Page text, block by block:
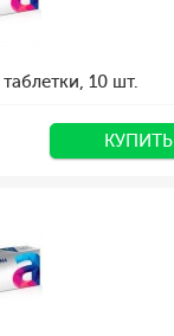
10 шт.
КУПИТЬ